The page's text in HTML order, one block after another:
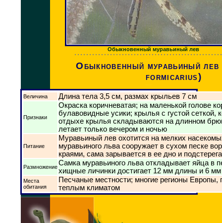
Обыкновенный муравьиный лев
Обыкновенный муравьиный
formicarius)
Величина Длина тела 3,5 см, размах крыльев 7 см
Признаки
Окраска коричневатая; на маленькой голове
булавовидные усики; крылья с густой сеткой,
отдыхе крылья складываются на длинном
летает только вечером и ночью
Питание
Муравьиный лев охотится на мелких
муравьиного льва сооружает в сухом песке
краями, сама зарывается в ее дно и
РазмножениеСамка муравьиного льва откладывает яйца в
хищные личинки достигает 12 мм длины и 6
Места
обитания
Песчаные местности; многие регионы Европы,
теплым климатом